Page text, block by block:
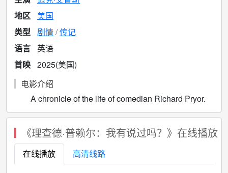
地区 美国
类型 剧情 传记
语言
英语
首映 2025(美国)
电影介绍
A chronicle of the life of comedian Richard Pryor.
《理查德·普赖尔：我有说过吗？》在线播放
在线播放 高清线路